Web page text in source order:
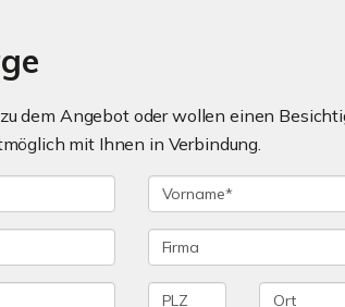
dem Angebot oder wollen einen
mit Ihnen in Verbindung.